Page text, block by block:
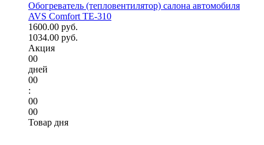
Обогреватель (тепловентилятор) салона автомобиля
AVS Comfort TE-310
1600.00 руб.
1034.00 руб.
Акция
00
дней
00
:
00
00
Товар дня